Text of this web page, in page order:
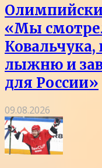
«Мы
лыжню и
для России»
09.08.2026